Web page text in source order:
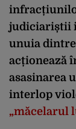
judiciariștii
unuia
acționează
asasinarea
interlop
„măcelarul